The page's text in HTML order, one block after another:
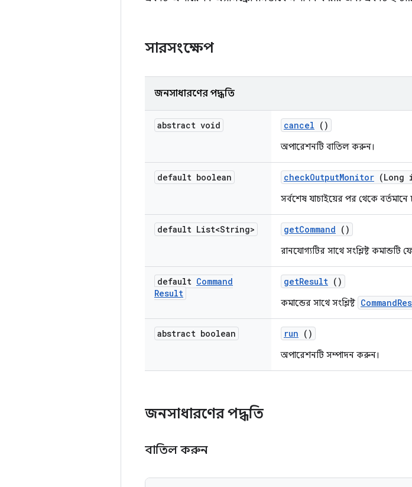
সারসংক্ষেপ
জনসাধারণের পদ্ধতি
abstract void cancel ()
অপারেশনটি বাতিল করুন।
default boolean checkOutputMonitor (Long
সর্বশেষ যাচাইয়ের পর থেকে
default List<String> getCommand ()
রানযোগ্যটির সাথে সংশ্লিষ্ট কমান্ডটি
default Command
Result
getResult ()
কমান্ডের সাথে সংশ্লিষ্ট
abstract boolean run ()
অপারেশনটি সম্পাদন করুন।
জনসাধারণের পদ্ধতি
বাতিল করুন